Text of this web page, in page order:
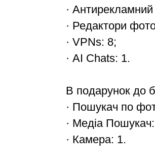
·
· Редактори
· VPNs: 8;
· AI Chats: 1.
В подарунок до
· Пошукач по
· Медіа
· Камера: 1.